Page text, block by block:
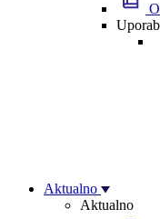
Aktualno
Aktualno